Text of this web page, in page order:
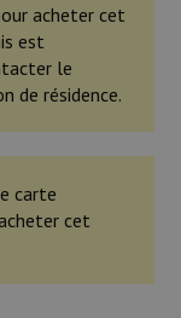
acheter cet
est
le
de résidence.
carte
cet